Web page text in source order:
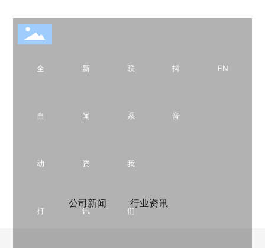
全
自
动
打
新
闻
资
讯
联
系
我
们
抖
音
EN
新闻资讯
公司新闻 行业资讯